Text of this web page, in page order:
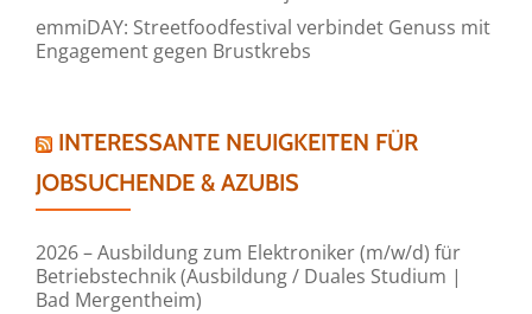
emmiDAY: Streetfoodfestival verbindet Genuss mit
Engagement gegen Brustkrebs
INTERESSANTE NEUIGKEITEN FÜR
JOBSUCHENDE & AZUBIS
2026 – Ausbildung zum Elektroniker (m/w/d) für
Betriebstechnik (Ausbildung / Duales Studium |
Bad Mergentheim)